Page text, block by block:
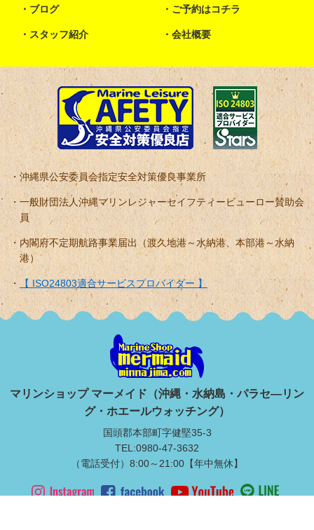
ブログ ご予約はコチラ
スタッフ紹介 会社概要
沖縄県公安委員会指定安全対策優良事業所
一般財団法人沖縄マリンレジャーセイフティービューロー賛助会
員
内閣府不定期航路事業届出（渡久地港～水納港、本部港～水納
港）
【 ISO24803適合サービスプロバイダー 】
マリンショップ マーメイド（沖縄・水納島・パラセ―リン
グ・ホエールウォッチング）
国頭郡本部町字健堅35-3
TEL:0980-47-3632
（電話受付）8:00～21:00【年中無休】